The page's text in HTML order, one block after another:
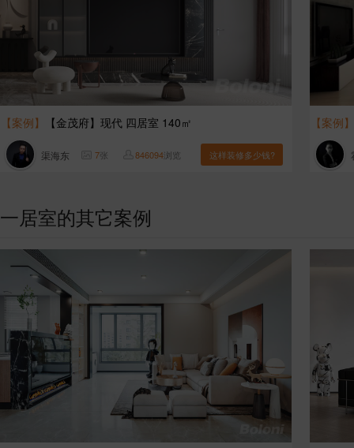
【案例】 【金茂府】现代 四居室 140㎡
渠海东 7张 846094浏览 这样装修多少钱?
【案例】
一居室的其它案例